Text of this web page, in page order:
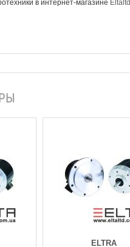
в интернет-магазине Eltaltd
ELTRA